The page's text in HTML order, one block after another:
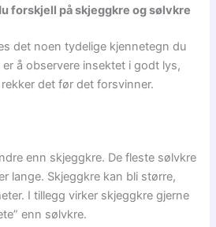
forskjell på skjeggkre og sølvkre
det noen tydelige kjennetegn du
å observere insektet i godt lys,
det før det forsvinner.
enn skjeggkre. De fleste sølvkre
lange. Skjeggkre kan bli større,
I tillegg virker skjeggkre gjerne
enn sølvkre.